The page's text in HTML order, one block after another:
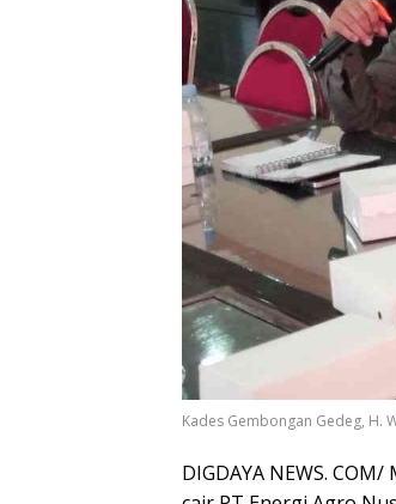
Kades Gembongan Gedeg, H.
DIGDAYA NEWS.